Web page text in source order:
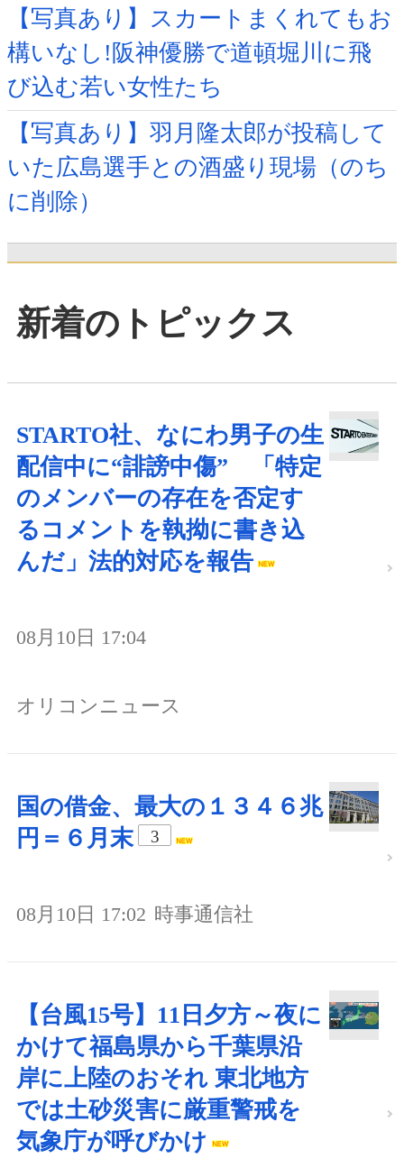
【写真あり】スカートまくれてもお
構いなし!阪神優勝で道頓堀川に飛
び込む若い女性たち
【写真あり】羽月隆太郎が投稿して
いた広島選手との酒盛り現場（のち
に削除）
新着のトピックス
STARTO社、なにわ男子の生
配信中に“誹謗中傷” 「特定
のメンバーの存在を否定す
るコメントを執拗に書き込
んだ」法的対応を報告
08月10日 17:04
オリコンニュース
国の借金、最大の１３４６兆
円＝６月末
3
08月10日 17:02 時事通信社
【台風15号】11日夕方～夜に
かけて福島県から千葉県沿
岸に上陸のおそれ 東北地方
では土砂災害に厳重警戒を
気象庁が呼びかけ